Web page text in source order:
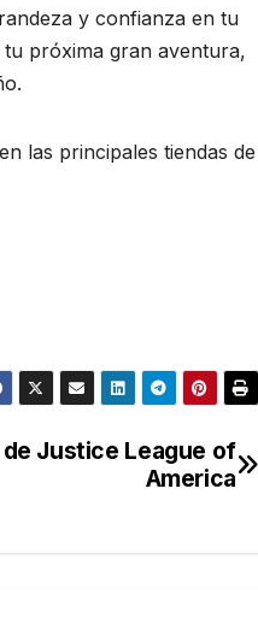
y confianza en tu
próxima gran aventura,
las principales tiendas de
Justice League of
America